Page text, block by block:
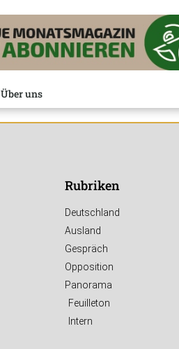
Über uns
Rubriken
Deutschland
Ausland
Gespräch
Opposition
Panorama
Feuilleton
Intern